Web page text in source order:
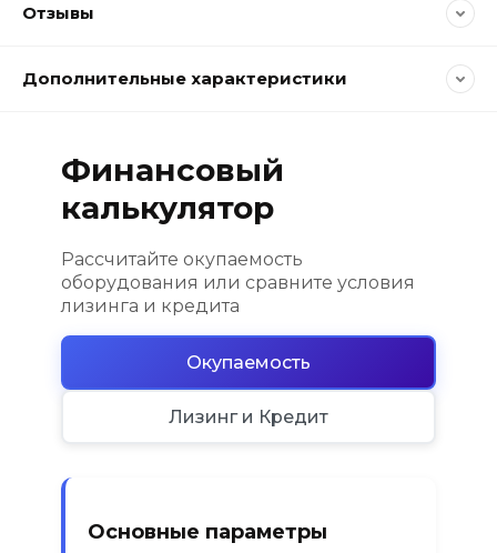
Отзывы
Дополнительные характеристики
Финансовый
калькулятор
Рассчитайте окупаемость
оборудования или сравните условия
лизинга и кредита
Окупаемость
Лизинг и Кредит
Основные параметры